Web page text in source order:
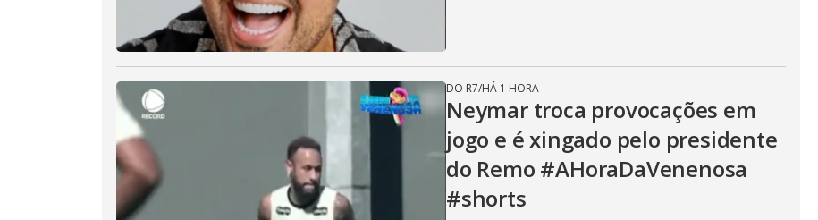
DO R7/HÁ 1 HORA
Neymar troca provocações em
jogo e é xingado pelo presidente
do Remo #AHoraDaVenenosa
#shorts